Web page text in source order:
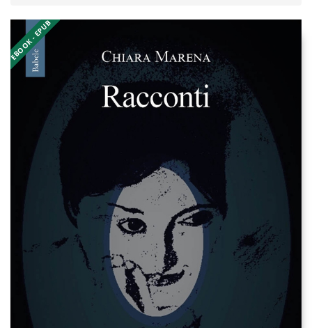
EBOOK - EPUB